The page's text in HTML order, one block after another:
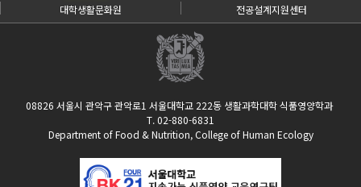
대학생활문화원
전공설계지원센터
08826 서울시 관악구 관악로1 서울대학교 222동 생활과학대학 식품영양학과
T. 02-880-6831
Department of Food & Nutrition, College of Human Ecology